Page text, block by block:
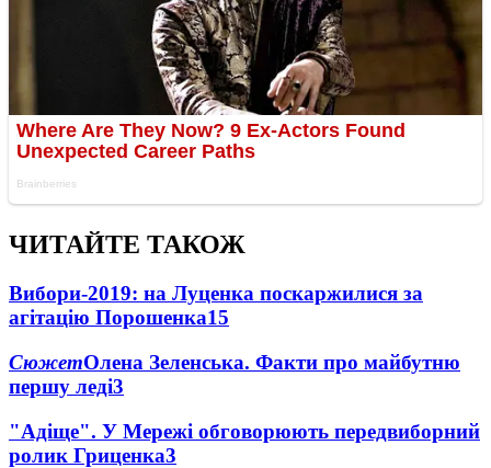
ЧИТАЙТЕ ТАКОЖ
Вибори-2019: на Луценка поскаржилися за
агітацію Порошенка15
СюжетОлена Зеленська. Факти про майбутню
першу леді3
"Адіще". У Мережі обговорюють передвиборний
ролик Гриценка3